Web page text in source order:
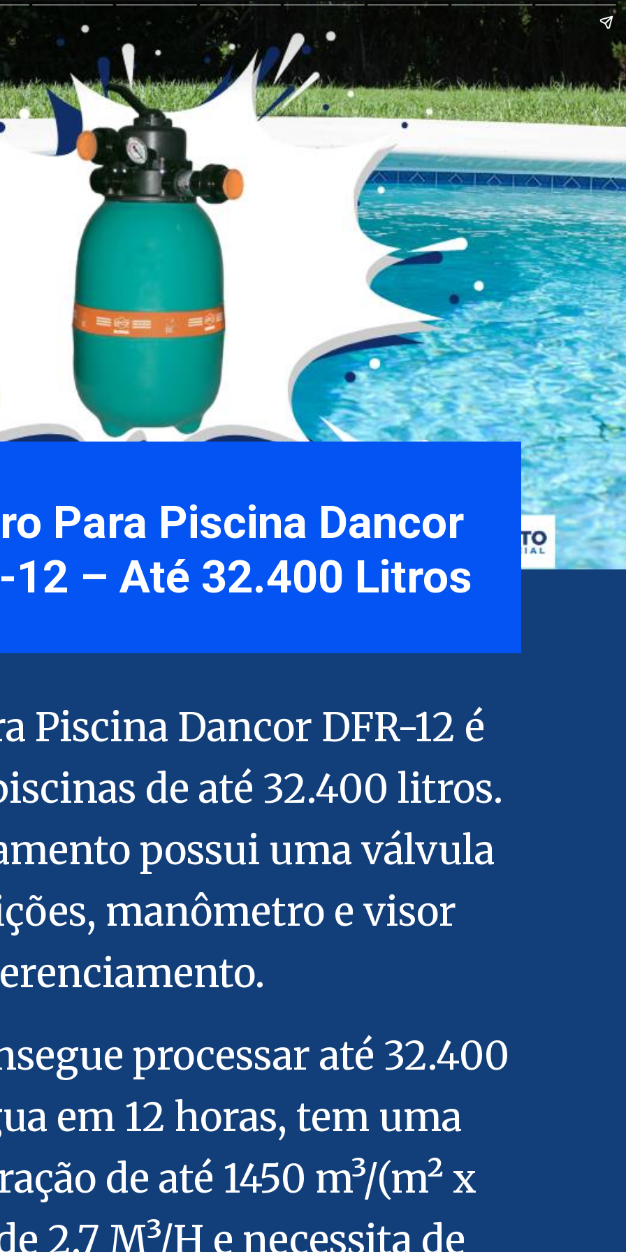
Para Piscina Dancor
12 – Até 32.400 Litros
Piscina Dancor DFR-12 é
de até 32.400 litros.
possui uma válvula
manômetro e visor
processar até 32.400
em 12 horas, tem uma
de até 1450 m³/(m² x
2.7 M³/H e necessita de